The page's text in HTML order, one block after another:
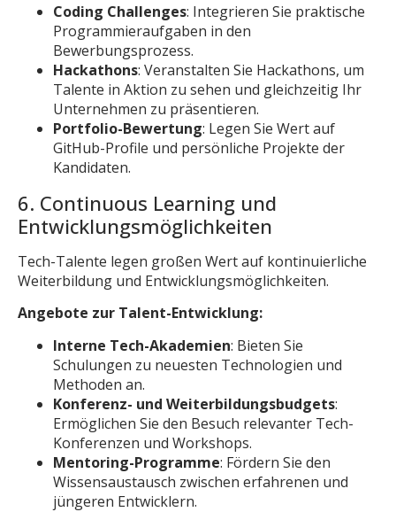
Coding Challenges: Integrieren Sie praktische
Programmieraufgaben in den
Bewerbungsprozess.
Hackathons: Veranstalten Sie Hackathons, um
Talente in Aktion zu sehen und gleichzeitig Ihr
Unternehmen zu präsentieren.
Portfolio-Bewertung: Legen Sie Wert auf
GitHub-Profile und persönliche Projekte der
Kandidaten.
6. Continuous Learning und
Entwicklungsmöglichkeiten
Tech-Talente legen großen Wert auf kontinuierliche
Weiterbildung und Entwicklungsmöglichkeiten.
Angebote zur Talent-Entwicklung:
Interne Tech-Akademien: Bieten Sie
Schulungen zu neuesten Technologien und
Methoden an.
Konferenz- und Weiterbildungsbudgets:
Ermöglichen Sie den Besuch relevanter Tech-
Konferenzen und Workshops.
Mentoring-Programme: Fördern Sie den
Wissensaustausch zwischen erfahrenen und
jüngeren Entwicklern.